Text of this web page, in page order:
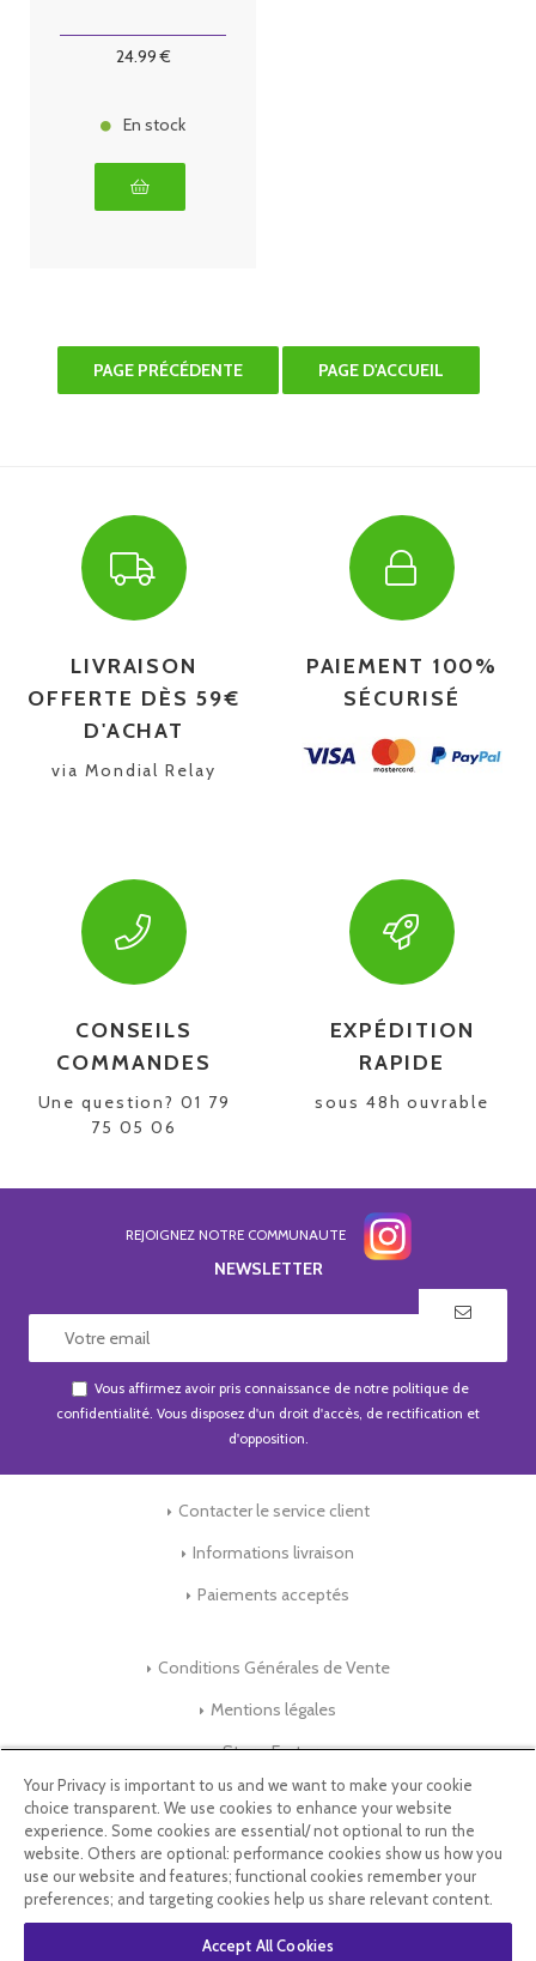
24.99€
En stock
LIVRAISON
OFFERTE DÈS 59€
D'ACHAT
via Mondial Relay
PAIEMENT 100%
SÉCURISÉ
CONSEILS
COMMANDES
Une question? 01 79
75 05 06
EXPÉDITION
RAPIDE
sous 48h ouvrable
REJOIGNEZ NOTRE COMMUNAUTE
NEWSLETTER
Vous affirmez avoir pris connaissance de notre politique de
confidentialité . Vous disposez d'un droit d'accès, de rectification et
d'opposition.
Contacter le service client
Informations livraison
Paiements acceptés
Conditions Générales de Vente
Mentions légales
Store-Factory
Qui Sommes nous ?
Parrainage
Blog & Conseils
Your Privacy is important to us and we want to make your cookie
choice transparent. We use cookies to enhance your website
experience. Some cookies are essential/ not optional to run the
website. Others are optional: performance cookies show us how you
use our website and features; functional cookies remember your
preferences; and targeting cookies help us share relevant content.
Accept All Cookies